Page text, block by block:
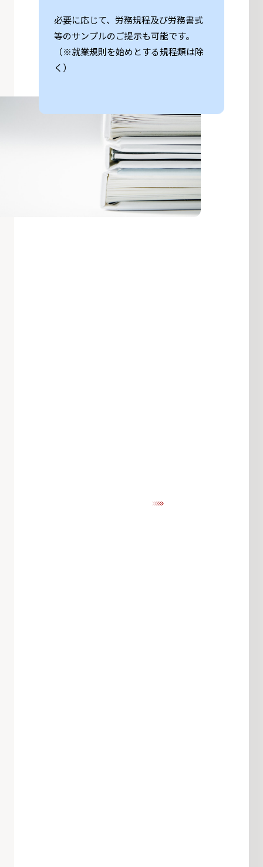
必要に応じて、労務規程及び労務書式
等のサンプルのご提示も可能です。
（※就業規則を始めとする規程類は除
く）